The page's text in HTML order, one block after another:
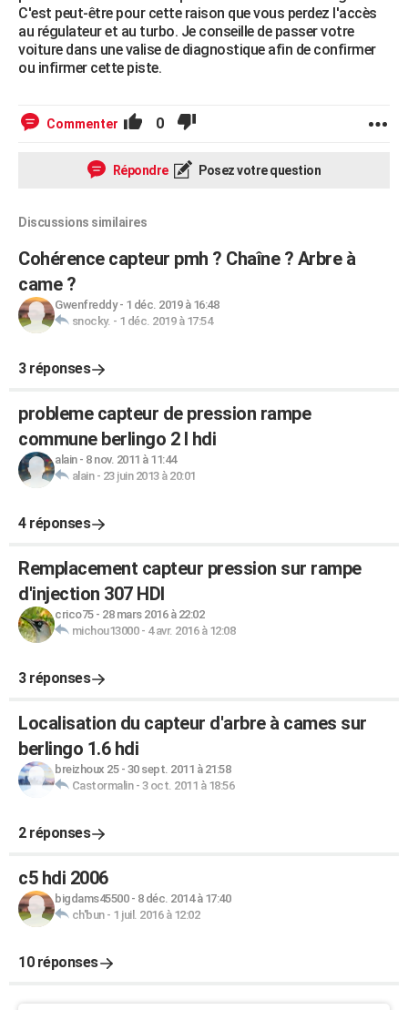
C'est peut-être pour cette raison que vous perdez l'accès
au régulateur et au turbo. Je conseille de passer votre
voiture dans une valise de diagnostique afin de confirmer
ou infirmer cette piste.
Commenter 0
Répondre Posez votre question
Discussions similaires
Cohérence capteur pmh ? Chaîne ? Arbre à
came ?
Gwenfreddy- 1 déc. 2019 à 16:48
snocky. - 1 déc. 2019 à 17:54
3 réponses
probleme capteur de pression rampe
commune berlingo 2 l hdi
alain- 8 nov. 2011 à 11:44
alain- 23 juin 2013 à 20:01
4 réponses
Remplacement capteur pression sur rampe
d'injection 307 HDI
crico75- 28 mars 2016 à 22:02
michou13000- 4 avr. 2016 à 12:08
3 réponses
Localisation du capteur d'arbre à cames sur
berlingo 1.6 hdi
breizhoux 25- 30 sept. 2011 à 21:58
Castormalin- 3 oct. 2011 à 18:56
2 réponses
c5 hdi 2006
bigdams45500- 8 déc. 2014 à 17:40
ch'bun- 1 juil. 2016 à 12:02
10 réponses